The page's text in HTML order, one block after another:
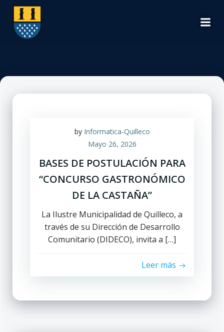
by Informatica-Quilleco
Mayo 26, 2026
BASES DE POSTULACIÓN PARA
“CONCURSO GASTRONÓMICO
DE LA CASTAÑA”
La Ilustre Municipalidad de Quilleco, a
través de su Dirección de Desarrollo
Comunitario (DIDECO), invita a […]
Leer más